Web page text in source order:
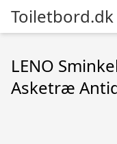
Toiletbord.dk
LENO
Asketræ